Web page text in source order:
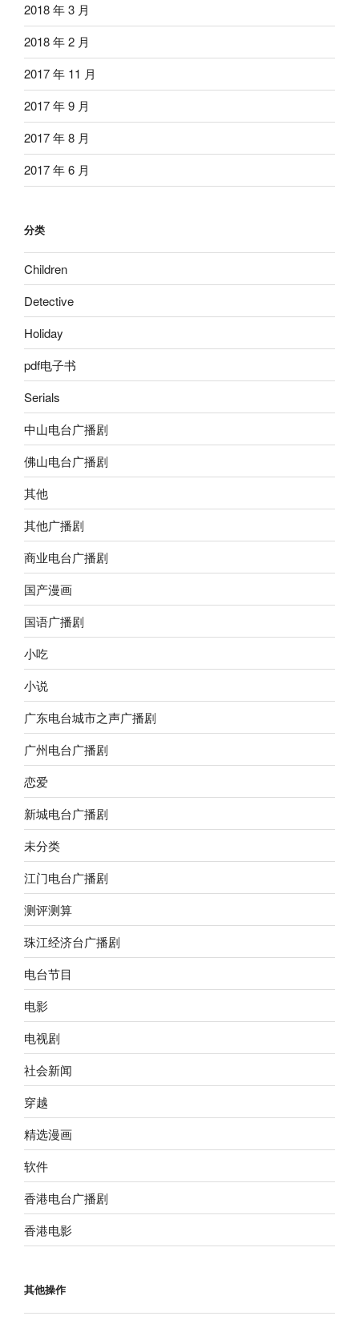
2018 年 3 月
2018 年 2 月
2017 年 11 月
2017 年 9 月
2017 年 8 月
2017 年 6 月
分类
Children
Detective
Holiday
pdf电子书
Serials
中山电台广播剧
佛山电台广播剧
其他
其他广播剧
商业电台广播剧
国产漫画
国语广播剧
小吃
小说
广东电台城市之声广播剧
广州电台广播剧
恋爱
新城电台广播剧
未分类
江门电台广播剧
测评测算
珠江经济台广播剧
电台节目
电影
电视剧
社会新闻
穿越
精选漫画
软件
香港电台广播剧
香港电影
其他操作